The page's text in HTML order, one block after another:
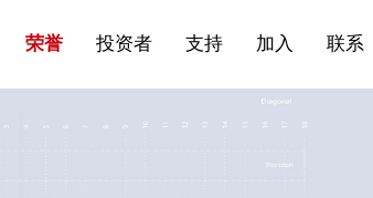
荣誉
投资者
支持
加入
联系